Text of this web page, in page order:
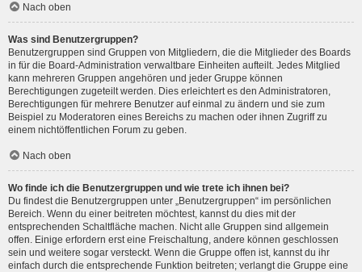
Nach oben
Was sind Benutzergruppen?
Benutzergruppen sind Gruppen von Mitgliedern, die die Mitglieder des Boards
in für die Board-Administration verwaltbare Einheiten aufteilt. Jedes Mitglied
kann mehreren Gruppen angehören und jeder Gruppe können
Berechtigungen zugeteilt werden. Dies erleichtert es den Administratoren,
Berechtigungen für mehrere Benutzer auf einmal zu ändern und sie zum
Beispiel zu Moderatoren eines Bereichs zu machen oder ihnen Zugriff zu
einem nichtöffentlichen Forum zu geben.
Nach oben
Wo finde ich die Benutzergruppen und wie trete ich ihnen bei?
Du findest die Benutzergruppen unter „Benutzergruppen“ im persönlichen
Bereich. Wenn du einer beitreten möchtest, kannst du dies mit der
entsprechenden Schaltfläche machen. Nicht alle Gruppen sind allgemein
offen. Einige erfordern erst eine Freischaltung, andere können geschlossen
sein und weitere sogar versteckt. Wenn die Gruppe offen ist, kannst du ihr
einfach durch die entsprechende Funktion beitreten; verlangt die Gruppe eine